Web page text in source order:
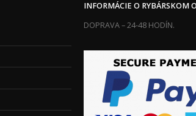
INFORMÁCIE O RYBÁRSKOM
DOPRAVA – 24-48 HODÍN.